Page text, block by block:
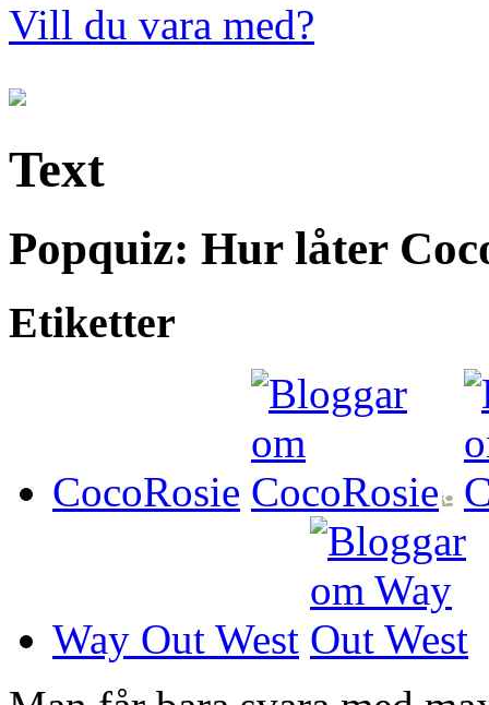
Vill du vara med?
Text
Popquiz: Hur låter
Etiketter
CocoRosie
Way Out West